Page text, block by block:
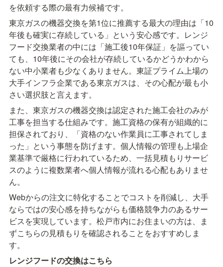
を依頼する際の最有力候補です。
東京ガスの機器交換を第1位に推薦する最大の理由は「10
年後も確実に存続している」という安心感です。レンジ
フード交換業者の中には「施工後10年保証」を謳ってい
ても、10年後にその会社が存続しているかどうかわから
ない中小業者も少なくありません。東証プライム上場の
大手インフラ企業である東京ガスは、その心配が最も小
さい選択肢と言えます。
また、東京ガスの機器交換は認定された施工会社のみが
工事を担当する仕組みです。施工資格の保有が組織的に
担保されており、「資格のない作業員に工事されてしま
った」という事態を防げます。個人情報の管理も上場企
業基準で厳格に行われているため、一括見積もりサービ
スのように複数業者へ個人情報が流れる心配もありませ
ん。
Webからの注文に特化することでコストを削減し、大手
ならではの安心感を持ちながらも価格競争力のあるサー
ビスを実現しています。松戸市内にお住まいの方は、ま
ずこちらの見積もりを確認されることをおすすめしま
す。
レンジフードの交換はこちら